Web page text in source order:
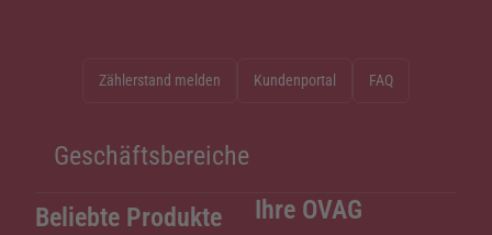
Zählerstand melden Kundenportal FAQ
Geschäftsbereiche
Beliebte Produkte
Ihre OVAG